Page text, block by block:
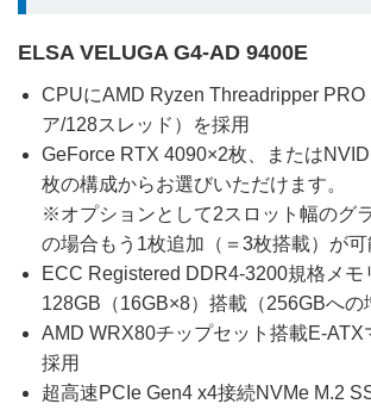
ELSA VELUGA G4-AD 9400E
CPUにAMD Ryzen Threadripper PRO
ア/128スレッド）を採用
GeForce RTX 4090×2枚、または
枚の構成からお選びいただけます。
※オプションとして2スロット幅のグ
の場合もう1枚追加（＝3枚搭載）が可
ECC Registered DDR4-3200規格メモ
128GB（16GB×8）搭載（256GBへの
AMD WRX80チップセット搭載E-ATX
採用
超高速PCIe Gen4 x4接続NVMe M.2